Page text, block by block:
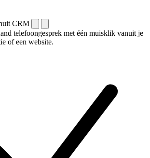
CRM
telefoongesprek met één muisklik vanuit je
of een website.